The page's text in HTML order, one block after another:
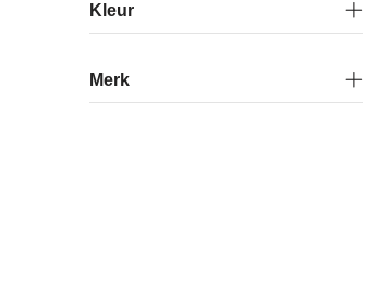
Kleur
Merk